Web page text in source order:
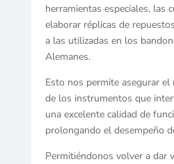
herramientas especiales, las
elaborar réplicas de
a las utilizadas en los
Alemanes.
Esto nos permite asegurar
de los instrumentos que
una excelente calidad de
prolongando el desempeño
Permitiéndonos volver a dar